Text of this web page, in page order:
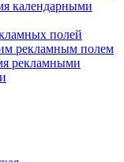
календарными
полей
рекламным полем
рекламными